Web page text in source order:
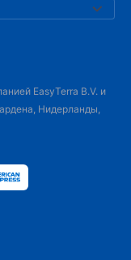
EasyTerra B.V. и
Нидерланды,